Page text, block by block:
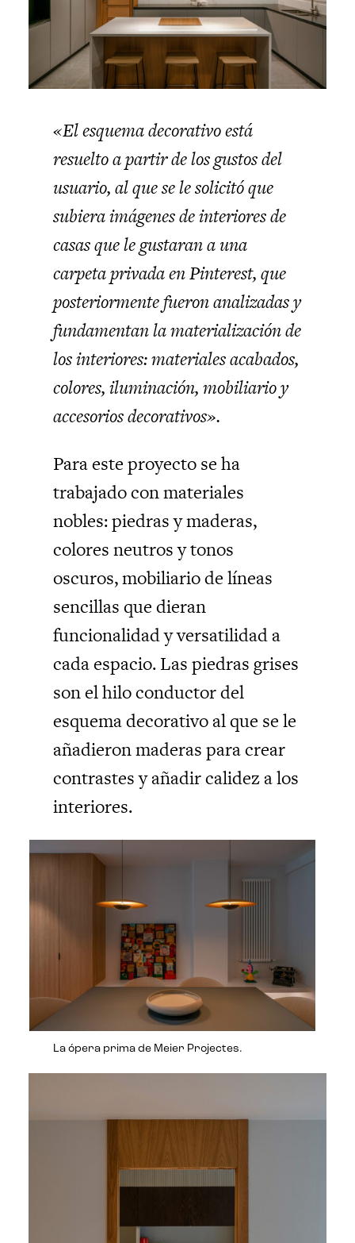
«El esquema decorativo está
resuelto a partir de los gustos del
usuario, al que se le solicitó que
subiera imágenes de interiores de
casas que le gustaran a una
carpeta privada en Pinterest, que
posteriormente fueron analizadas y
fundamentan la materialización de
los interiores: materiales acabados,
colores, iluminación, mobiliario y
accesorios decorativos».
Para este proyecto se ha
trabajado con materiales
nobles: piedras y maderas,
colores neutros y tonos
oscuros, mobiliario de líneas
sencillas que dieran
funcionalidad y versatilidad a
cada espacio. Las piedras grises
son el hilo conductor del
esquema decorativo al que se le
añadieron maderas para crear
contrastes y añadir calidez a los
interiores.
La ópera prima de Meier Projectes.